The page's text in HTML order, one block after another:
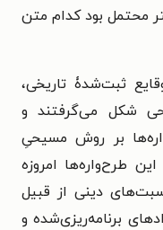
محتمل بود کدام متن
ثبت‌شدۀ تاریخی،
شکل می‌گرفتند و
بر روش مسیحی‌ِ
طرح‌واره‌ها امروزه
دینی از قبیل
برنامه‌ریزی‌شده و